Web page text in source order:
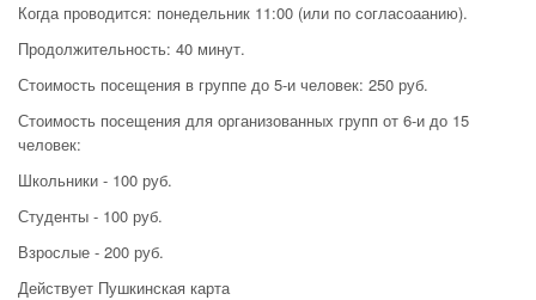
Когда проводится: понедельник 11:00 (или по согласоаанию).
Продолжительность: 40 минут.
Стоимость посещения в группе до 5-и человек: 250 руб.
Стоимость посещения для организованных групп от 6-и до 15
человек:
Школьники - 100 руб.
Студенты - 100 руб.
Взрослые - 200 руб.
Действует Пушкинская карта